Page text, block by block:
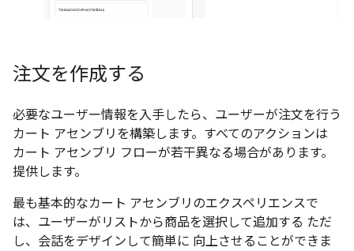
注文を作成する
必要なユーザー情報を入手したら、ユーザーが注文を行う
カート アセンブリを構築します。すべてのアクションは
カート アセンブリ フローが若干異なる場合があります。
提供します。
最も基本的なカート アセンブリのエクスペリエンスで
は、ユーザーがリストから商品を選択して追加する ただ
し、会話をデザインして簡単に 向上させることができま